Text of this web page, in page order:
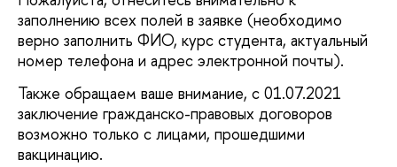
заполнению всех полей в заявке (необходимо
верно заполнить ФИО, курс студента, актуальный
номер телефона и адрес электронной почты).
Также обращаем ваше внимание, с 01.07.2021
заключение гражданско-правовых договоров
возможно только с лицами, прошедшими
вакцинацию.